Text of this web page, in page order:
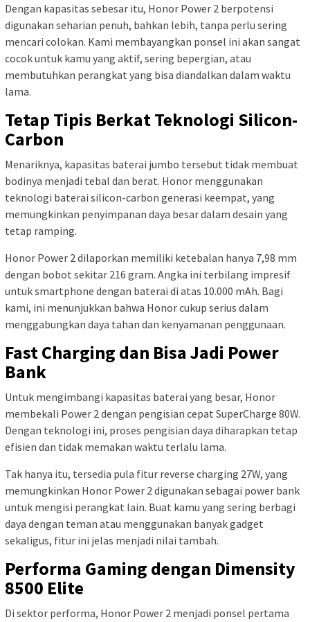
Dengan kapasitas sebesar itu, Honor Power 2 berpotensi
digunakan seharian penuh, bahkan lebih, tanpa perlu sering
mencari colokan. Kami membayangkan ponsel ini akan sangat
cocok untuk kamu yang aktif, sering bepergian, atau
membutuhkan perangkat yang bisa diandalkan dalam waktu
lama.
Tetap Tipis Berkat Teknologi Silicon-
Carbon
Menariknya, kapasitas baterai jumbo tersebut tidak membuat
bodinya menjadi tebal dan berat. Honor menggunakan
teknologi baterai silicon-carbon generasi keempat, yang
memungkinkan penyimpanan daya besar dalam desain yang
tetap ramping.
Honor Power 2 dilaporkan memiliki ketebalan hanya 7,98 mm
dengan bobot sekitar 216 gram. Angka ini terbilang impresif
untuk smartphone dengan baterai di atas 10.000 mAh. Bagi
kami, ini menunjukkan bahwa Honor cukup serius dalam
menggabungkan daya tahan dan kenyamanan penggunaan.
Fast Charging dan Bisa Jadi Power
Bank
Untuk mengimbangi kapasitas baterai yang besar, Honor
membekali Power 2 dengan pengisian cepat SuperCharge 80W.
Dengan teknologi ini, proses pengisian daya diharapkan tetap
efisien dan tidak memakan waktu terlalu lama.
Tak hanya itu, tersedia pula fitur reverse charging 27W, yang
memungkinkan Honor Power 2 digunakan sebagai power bank
untuk mengisi perangkat lain. Buat kamu yang sering berbagi
daya dengan teman atau menggunakan banyak gadget
sekaligus, fitur ini jelas menjadi nilai tambah.
Performa Gaming dengan Dimensity
8500 Elite
Di sektor performa, Honor Power 2 menjadi ponsel pertama